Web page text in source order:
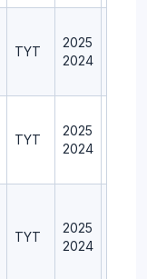
TYT
2025
2024
TYT
2025
2024
TYT
2025
2024